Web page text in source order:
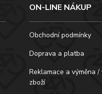
ON-LINE NÁKUP
Obchodní podmínky
Doprava a platba
Reklamace a výměna /
zboží